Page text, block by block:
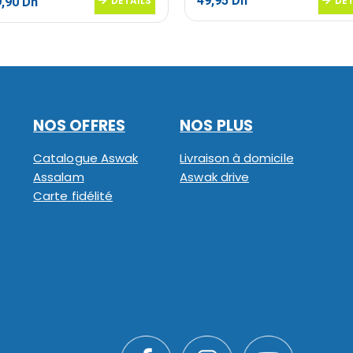
actuel
NOS OFFRES
Catalogue Aswak
Assalam
Carte fidélité
NOS PLUS
Livraison à domicile
Aswak drive